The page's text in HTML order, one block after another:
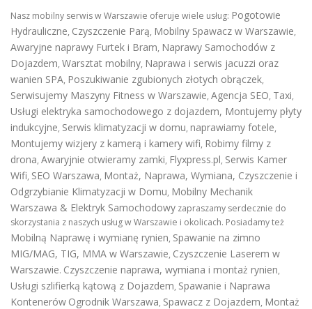
Nasz mobilny serwis w Warszawie oferuje wiele usług: Pogotowie
Hydrauliczne, Czyszczenie Parą, Mobilny Spawacz w Warszawie,
Awaryjne naprawy Furtek i Bram, Naprawy Samochodów z
Dojazdem, Warsztat mobilny, Naprawa i serwis jacuzzi oraz
wanien SPA, Poszukiwanie zgubionych złotych obrączek,
Serwisujemy Maszyny Fitness w Warszawie, Agencja SEO, Taxi,
Usługi elektryka samochodowego z dojazdem, Montujemy płyty
indukcyjne, Serwis klimatyzacji w domu, naprawiamy fotele,
Montujemy wizjery z kamerą i kamery wifi, Robimy filmy z
drona, Awaryjnie otwieramy zamki, Flyxpress.pl, Serwis Kamer
Wifi, SEO Warszawa, Montaż, Naprawa, Wymiana, Czyszczenie i
Odgrzybianie Klimatyzacji w Domu, Mobilny Mechanik
Warszawa & Elektryk Samochodowy zapraszamy serdecznie do
skorzystania z naszych usług w Warszawie i okolicach. Posiadamy też
Mobilną Naprawę i wymianę rynien, Spawanie na zimno
MIG/MAG, TIG, MMA w Warszawie, Czyszczenie Laserem w
Warszawie. Czyszczenie naprawa, wymiana i montaż rynien,
Usługi szlifierką kątową z Dojazdem, Spawanie i Naprawa
Kontenerów Ogrodnik Warszawa, Spawacz z Dojazdem, Montaż